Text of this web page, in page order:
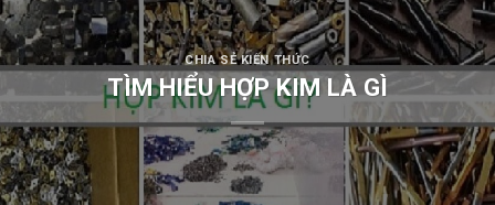
CHIA SẺ KIẾN THỨC
TÌM HIỂU HỢP KIM LÀ GÌ